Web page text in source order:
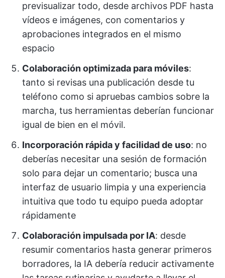
previsualizar todo, desde archivos PDF hasta
vídeos e imágenes, con comentarios y
aprobaciones integrados en el mismo
espacio
Colaboración optimizada para móviles:
tanto si revisas una publicación desde tu
teléfono como si apruebas cambios sobre la
marcha, tus herramientas deberían funcionar
igual de bien en el móvil.
Incorporación rápida y facilidad de uso: no
deberías necesitar una sesión de formación
solo para dejar un comentario; busca una
interfaz de usuario limpia y una experiencia
intuitiva que todo tu equipo pueda adoptar
rápidamente
Colaboración impulsada por IA: desde
resumir comentarios hasta generar primeros
borradores, la IA debería reducir activamente